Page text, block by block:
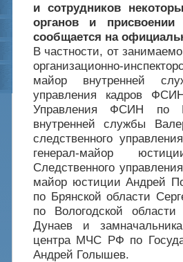
и сотрудников
органов и
сообщается на
В частности, от
организационно-
майор внутренней
управления кадров
Управления ФСИН по
внутренней службы
следственного
генерал-майор
Следственного
майор юстиции Андрей
по Брянской области
по Вологодской
Дунаев и замначальника
центра МЧС РФ по
Андрей Голышев.